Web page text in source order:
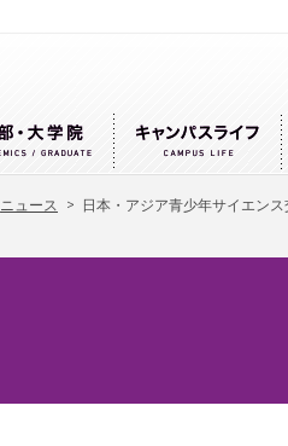
ニュース > 日本・アジア青少年サイエン